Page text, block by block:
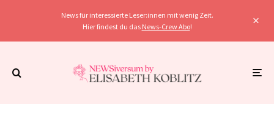
News für interessierte Leser:innen mit wenig Zeit.
Hier findest du das News-Crew Abo!